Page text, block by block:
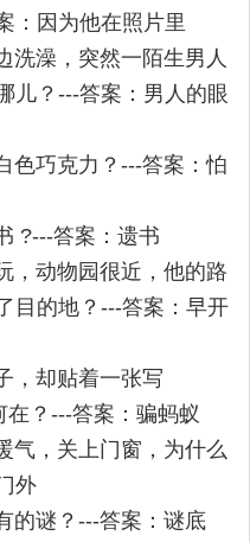
：因为他在照片里
洗澡，突然一陌生男人
儿？---答案：男人的眼
色巧克力？---答案：怕
?---答案：遗书
，动物园很近，他的路
目的地？---答案：早开
，却贴着一张写
在？---答案：骗蚂蚁
气，关上门窗，为什么
外
的谜？---答案：谜底